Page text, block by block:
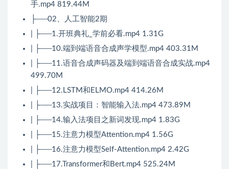
手.mp4 819.44M
├──02、人工智能2期
| ├──1.开班典礼_学前必看.mp4 1.31G
| ├──10.端到端语音合成声学模型.mp4 403.31M
| ├──11.语音合成声码器及端到端语音合成实战.mp4
499.70M
| ├──12.LSTM和ELMO.mp4 414.26M
| ├──13.实战项目：智能输入法.mp4 473.89M
| ├──14.输入法项目之新词发现.mp4 1.83G
| ├──15.注意力模型Attention.mp4 1.56G
| ├──16.注意力模型Self-Attention.mp4 2.42G
| ├──17.Transformer和Bert.mp4 525.24M